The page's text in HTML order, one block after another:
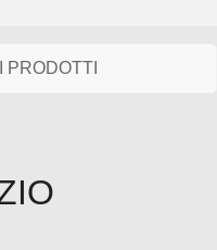
PRODOTTI